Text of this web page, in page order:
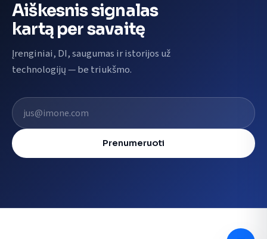
Aiškesnis signalas
kartą per savaitę
Įrenginiai, DI, saugumas ir istorijos už
technologijų — be triukšmo.
El. pašto adresas
Prenumeruoti